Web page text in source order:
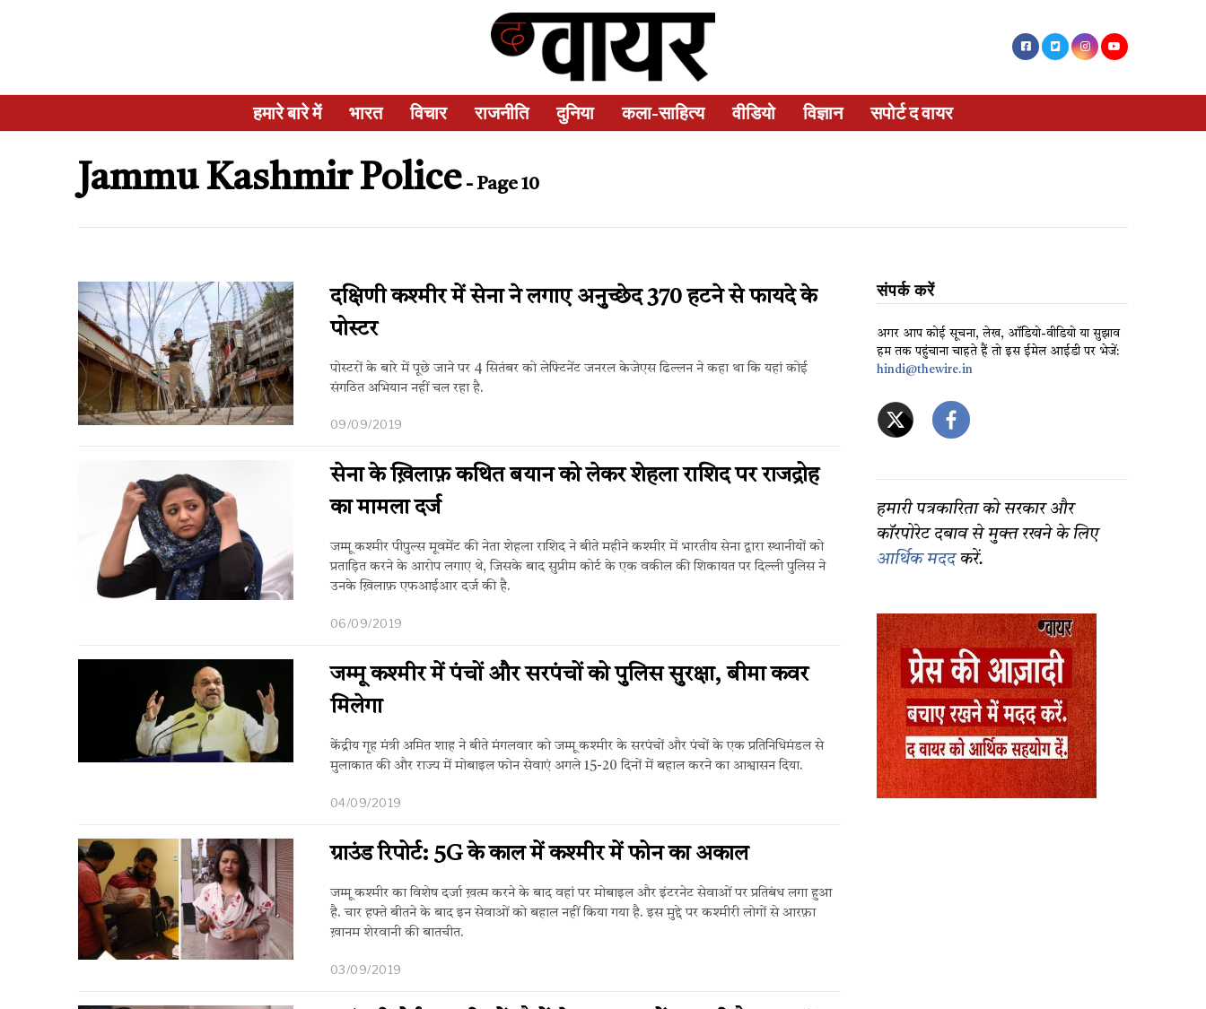
हमारे बारे में भारत विचार राजनीति दुनिया कला-साहित्य वीडियो विज्ञान सपोर्ट द वायर
Jammu Kashmir Police - Page 10
दक्षिणी कश्मीर में सेना ने लगाए अनुच्छेद 370 हटने से फायदे के
पोस्टर
पोस्टरों के बारे में पूछे जाने पर 4 सितंबर को लेफ्टिनेंट जनरल केजेएस ढिल्लन ने कहा था कि यहां कोई
संगठित अभियान नहीं चल रहा है.
09/09/2019
सेना के ख़िलाफ़ कथित बयान को लेकर शेहला राशिद पर राजद्रोह
का मामला दर्ज
जम्मू कश्मीर पीपुल्स मूवमेंट की नेता शेहला राशिद ने बीते महीने कश्मीर में भारतीय सेना द्वारा स्थानीयों को
प्रताड़ित करने के आरोप लगाए थे, जिसके बाद सुप्रीम कोर्ट के एक वकील की शिकायत पर दिल्ली पुलिस ने
उनके ख़िलाफ़ एफआईआर दर्ज की है.
06/09/2019
जम्मू कश्मीर में पंचों और सरपंचों को पुलिस सुरक्षा, बीमा कवर
मिलेगा
केंद्रीय गृह मंत्री अमित शाह ने बीते मंगलवार को जम्मू कश्मीर के सरपंचों और पंचों के एक प्रतिनिधिमंडल से
मुलाकात की और राज्य में मोबाइल फोन सेवाएं अगले 15-20 दिनों में बहाल करने का आश्वासन दिया.
04/09/2019
ग्राउंड रिपोर्ट: 5G के काल में कश्मीर में फोन का अकाल
जम्मू कश्मीर का विशेष दर्जा ख़त्म करने के बाद वहां पर मोबाइल और इंटरनेट सेवाओं पर प्रतिबंध लगा हुआ
है. चार हफ्ते ​बीतने के बाद इन सेवाओं को बहाल नहीं किया गया है. इस मुद्दे पर कश्मीरी लोगों से आरफ़ा
ख़ानम शेरवानी की बातचीत.
03/09/2019
संपर्क करें
अगर आप कोई सूचना, लेख, ऑडियो-वीडियो या सुझाव
हम तक पहुंचाना चाहते हैं तो इस ईमेल आईडी पर भेजें:
hindi@thewire.in
हमारी पत्रकारिता को सरकार और
कॉरपोरेट दबाव से मुक्त रखने के लिए
आर्थिक मददकरें.